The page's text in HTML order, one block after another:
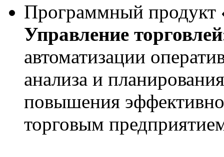
Программный продукт
Управление
автоматизации
анализа и
повышения
торговым